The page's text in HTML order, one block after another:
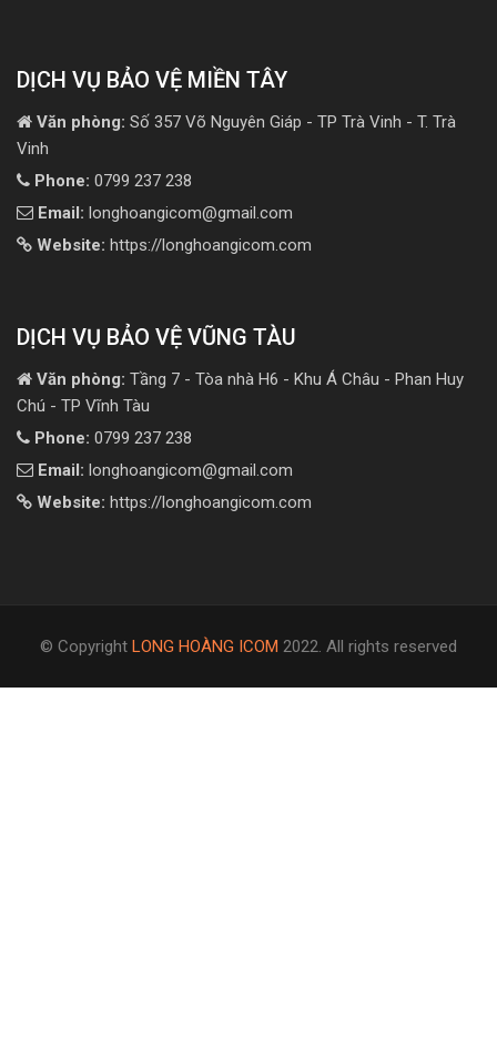
DỊCH VỤ BẢO VỆ MIỀN TÂY
Văn phòng: Số 357 Võ Nguyên Giáp - TP Trà Vinh - T. Trà
Vinh
Phone: 0799 237 238
Email: longhoangicom@gmail.com
Website: https://longhoangicom.com
DỊCH VỤ BẢO VỆ VŨNG TÀU
Văn phòng: Tầng 7 - Tòa nhà H6 - Khu Á Châu - Phan Huy
Chú - TP Vĩnh Tàu
Phone: 0799 237 238
Email: longhoangicom@gmail.com
Website: https://longhoangicom.com
© Copyright LONG HOÀNG ICOM 2022. All rights reserved